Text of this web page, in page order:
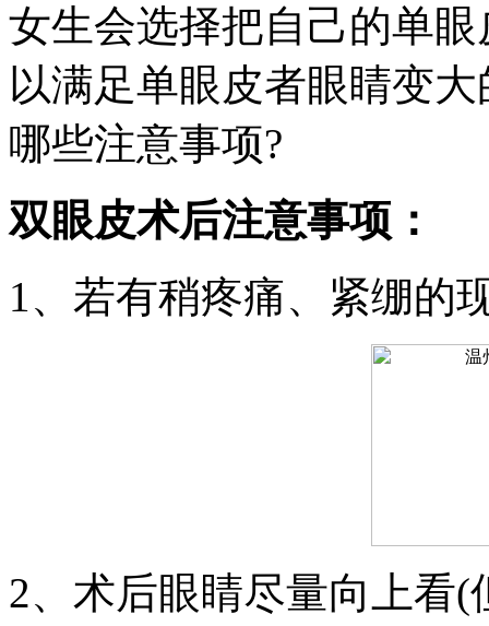
女生会选择把自己的单
以满足单眼皮者眼睛变
哪些注意事项?
双眼皮术后注意事项：
1、若有稍疼痛、紧绷的
2、术后眼睛尽量向上看